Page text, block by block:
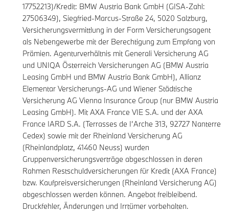
17752213)/Kredit: BMW Austria Bank GmbH (GISA-Zahl:
27506349), Siegfried-Marcus-Straße 24, 5020 Salzburg,
Versicherungsvermittlung in der Form Versicherungsagent
als Nebengewerbe mit der Berechtigung zum Empfang von
Prämien. Agenturverhältnis mit Generali Versicherung AG
und UNIQA Österreich Versicherungen AG (BMW Austria
Leasing GmbH und BMW Austria Bank GmbH), Allianz
Elementar Versicherungs-AG und Wiener Städtische
Versicherung AG Vienna Insurance Group (nur BMW Austria
Leasing GmbH). Mit AXA France VIE S.A. und der AXA
France IARD S.A. (Terrasses de I’Arche 313, 92727 Nanterre
Cedex) sowie mit der Rheinland Versicherung AG
(Rheinlandplatz, 41460 Neuss) wurden
Gruppenversicherungsverträge abgeschlossen in deren
Rahmen Restschuldversicherungen für Kredit (AXA France)
bzw. Kaufpreisversicherungen (Rheinland Versicherung AG)
abgeschlossen werden können. Angebot freibleibend.
Druckfehler, Änderungen und Irrtümer vorbehalten.